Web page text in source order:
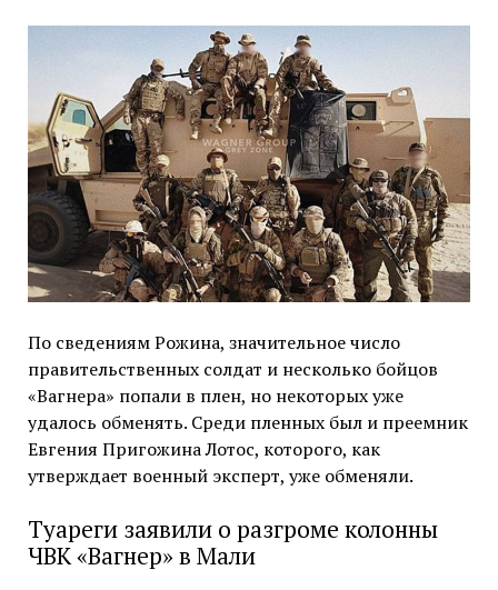
По сведениям Рожина, значительное число
правительственных солдат и несколько бойцов
«Вагнера» попали в плен, но некоторых уже
удалось обменять. Среди пленных был и преемник
Евгения Пригожина Лотос, которого, как
утверждает военный эксперт, уже обменяли.
Туареги заявили о разгроме колонны
ЧВК «Вагнер» в Мали